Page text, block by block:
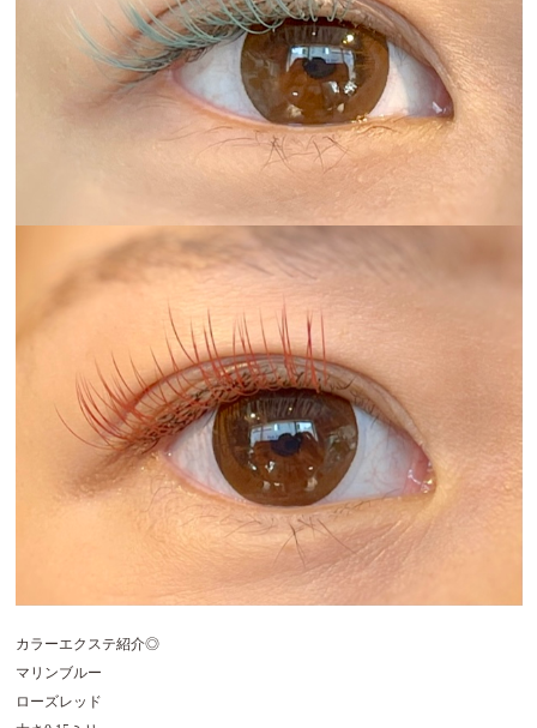
カラーエクステ紹介◎
マリンブルー
ローズレッド